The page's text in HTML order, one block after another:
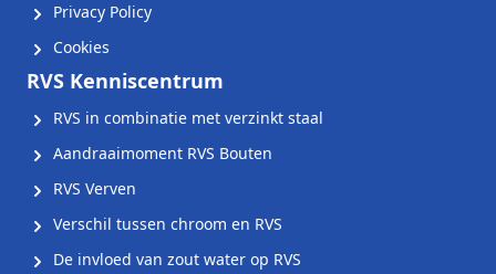
Privacy Policy
Cookies
RVS Kenniscentrum
RVS in combinatie met verzinkt staal
Aandraaimoment RVS Bouten
RVS Verven
Verschil tussen chroom en RVS
De invloed van zout water op RVS